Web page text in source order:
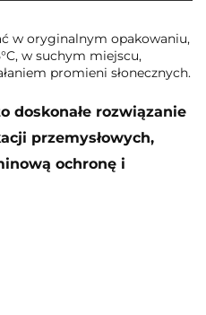
w oryginalnym opakowaniu,
w suchym miejscu,
promieni słonecznych.
doskonałe rozwiązanie
przemysłowych,
ochronę i